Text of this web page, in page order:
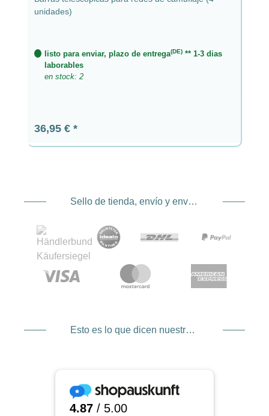
unidades)
listo para enviar, plazo de entrega(DE) ** 1-3 dias
laborables
en stock: 2
Precio normal:
36,95 €
Sello de tienda, envío y envío. Proveedor de servicios de pago
Esto es lo que dicen nuestros clientes